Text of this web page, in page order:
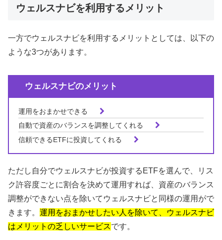
ウェルスナビを利用するメリット
一方でウェルスナビを利用するメリットとしては、以下の
ような3つがあります。
ウェルスナビのメリット
運用をおまかせできる
自動で資産のバランスを調整してくれる
信頼できるETFに投資してくれる
ただし自分でウェルスナビが投資するETFを選んで、リス
ク許容度ごとに割合を決めて運用すれば、資産のバランス
調整ができない点を除いてウェルスナビと同様の運用がで
きます。 運用をおまかせしたい人を除いて、ウェルスナビ
はメリットの乏しいサービスです。